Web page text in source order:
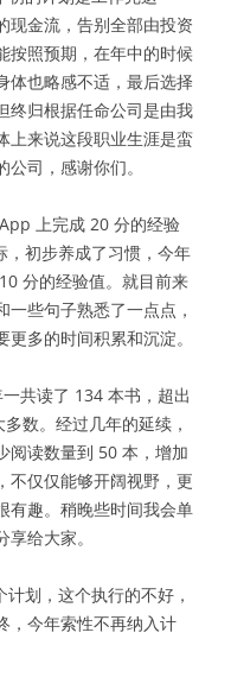
现金流，告别全部由投资
按照预期，在年中的时候
体也略感不适，最后选择
终归根据任命公司是由我
上来说这段职业生涯是蛮
司，感谢你们。
上完成 20 分的经验
初步养成了习惯，今年
分的经验值。就目前来
些句子熟悉了一点点，
多的时间积累和沉淀。
共读了 134 本书，超出
数。经过几年的延续，
阅读数量到 50 本，增加
不仅仅能够开阔视野，更
有趣。稍晚些时间我会单
给大家。
划，这个执行的不好，
，今年索性不再纳入计